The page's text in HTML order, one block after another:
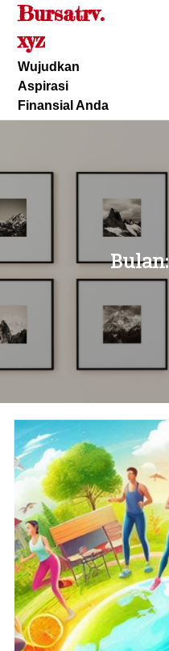
Skip
content
Bursatrv.
xyz
Wujudkan
Aspirasi
Finansial Anda
Bulan: